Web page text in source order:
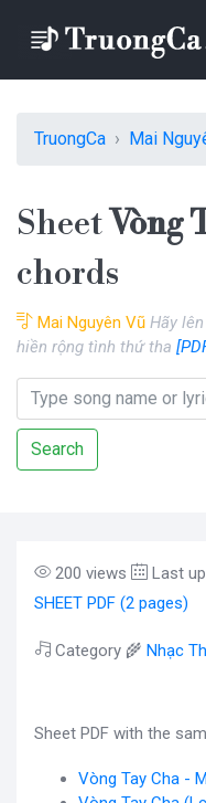
TruongCa Mai
SheetVòng
chords
Mai Nguyên Vũ Hãy
hiền rộng tình thứ tha
Search
200 views Last
SHEET PDF (2 pages)
Category 🌾 Nhạc
Sheet PDF with the
Vòng Tay Cha -